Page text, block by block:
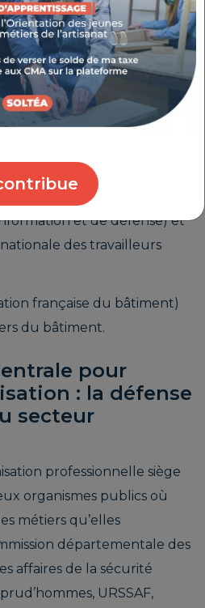
de l’artisanat et
du bâtiment), la CGAD
de l’alimentation en
(Confédération nationale de
et des services).
Nationale d'Action des
est issu de la fusion
et de défense) et
nationale des travailleurs
française du bâtiment)
du bâtiment.
pour
: la défense
secteur
professionnelle siège
organismes publics où
métiers qu’elles
départementale des
affaires de la sécurité
URSSAF,